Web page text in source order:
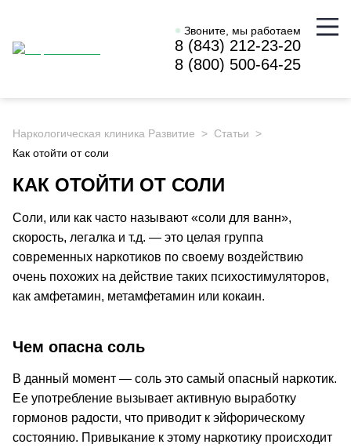
Звоните, мы работаем
8 (843) 212-23-20
8 (800) 500-64-25
Наркологическая клиника Развитие
Статьи
Как отойти от соли
КАК ОТОЙТИ ОТ СОЛИ
Соли, или как часто называют «соли для ванн»,
скорость, легалка и т.д. — это целая группа
современных наркотиков по своему воздействию
очень похожих на действие таких психостимуляторов,
как амфетамин, метамфетамин или кокаин.
Чем опасна соль
В данный момент — соль это самый опасный наркотик.
Ее употребление вызывает активную выработку
гормонов радости, что приводит к эйфорическому
состоянию. Привыкание к этому наркотику происходит